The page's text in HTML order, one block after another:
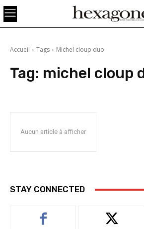
Accueil Tags Michel cloup duo
Tag: michel cloup
Aucun article à afficher
STAY CONNECTED